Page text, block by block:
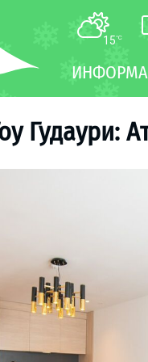
15°C
Гудаури: